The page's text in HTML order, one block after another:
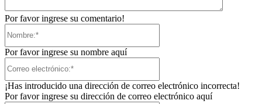
Por favor ingrese su comentario!
Por favor ingrese su nombre aquí
¡Has introducido una dirección de correo electrónico incorrecta!
Por favor ingrese su dirección de correo electrónico aquí